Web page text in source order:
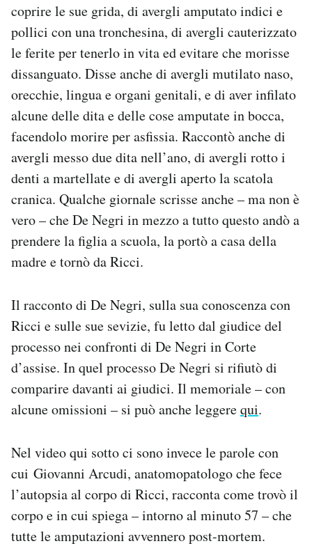
coprire le sue grida, di avergli amputato indici e
pollici con una tronchesina, di avergli cauterizzato
le ferite per tenerlo in vita ed evitare che morisse
dissanguato. Disse anche di avergli mutilato naso,
orecchie, lingua e organi genitali, e di aver infilato
alcune delle dita e delle cose amputate in bocca,
facendolo morire per asfissia. Raccontò anche di
avergli messo due dita nell’ano, di avergli rotto i
denti a martellate e di avergli aperto la scatola
cranica. Qualche giornale scrisse anche – ma non è
vero – che De Negri in mezzo a tutto questo andò a
prendere la figlia a scuola, la portò a casa della
madre e tornò da Ricci.
Il racconto di De Negri, sulla sua conoscenza con
Ricci e sulle sue sevizie, fu letto dal giudice del
processo nei confronti di De Negri in Corte
d’assise. In quel processo De Negri si rifiutò di
comparire davanti ai giudici. Il memoriale – con
alcune omissioni – si può anche leggerequi.
Nel video qui sotto ci sono invece le parole con
cui Giovanni Arcudi, anatomopatologo che fece
l’autopsia al corpo di Ricci, racconta come trovò il
corpo e in cui spiega – intorno al minuto 57 – che
tutte le amputazioni avvennero post-mortem.